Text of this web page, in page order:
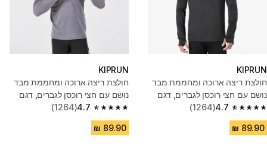
KIPRUN
חולצת ריצה ארוכה ומחממת מבד
נושם עם חצי רוכסן לגברים, דגם
Kiprun Run 100 - שחור
4.7
4.7 out of 5 stars from 1264 reviews
(1264)
KIPRUN
חולצת ריצה ארוכה ומחממת מבד
נושם עם חצי רוכסן לגברים, דגם
Kiprun Run 100 - אפור
4.7
4.7 out of 5 stars from 1264 reviews
(1264)